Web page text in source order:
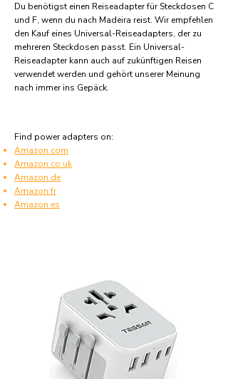
Du benötigst einen Reiseadapter für Steckdosen C
und F, wenn du nach Madeira reist. Wir empfehlen
den Kauf eines Universal-Reiseadapters, der zu
mehreren Steckdosen passt. Ein Universal-
Reiseadapter kann auch auf zukünftigen Reisen
verwendet werden und gehört unserer Meinung
nach immer ins Gepäck.
Find power adapters on:
Amazon.com
Amazon.co.uk
Amazon.de
Amazon.fr
Amazon.es